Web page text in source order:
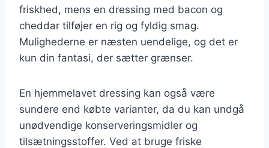
friskhed, mens en dressing med bacon og
cheddar tilføjer en rig og fyldig smag.
Mulighederne er næsten uendelige, og det er
kun din fantasi, der sætter grænser.
En hjemmelavet dressing kan også være
sundere end købte varianter, da du kan undgå
unødvendige konserveringsmidler og
tilsætningsstoffer. Ved at bruge friske